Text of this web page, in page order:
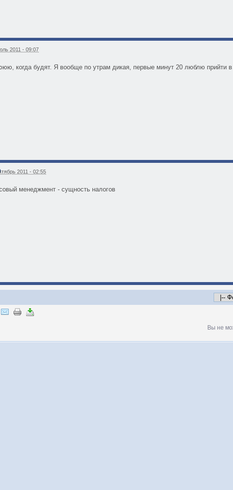
2011 - 09:07
когда будят. Я вообще по утрам дикая, первые минут 20 люблю прийти в
2011 - 02:55
менеджмент - сущность налогов
Вы не